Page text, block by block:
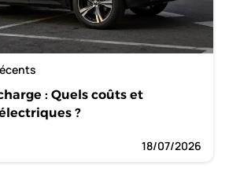
: Quels coûts et
?
18/07/2026